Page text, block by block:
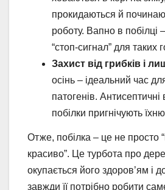
прокидаються й
роботу. Вапно в побілці
“стоп-сигнал” для таких
Захист від грибків і
осінь – ідеальний час
патогенів. Антисептичні
побілки пригнічують
Отже, побілка – це не просто
красиво”. Це турбота про
окупається його здоров’ям і
завжди її потрібно робити